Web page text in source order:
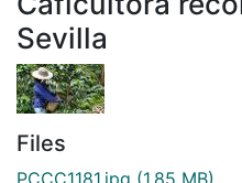
Sevilla
Files
PCCC1181.jpg (1.85 MB)